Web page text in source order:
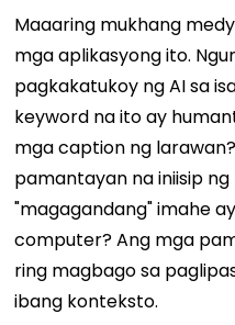
Maaaring mukhang
mga aplikasyong ito.
pagkakatukoy ng AI sa
keyword na ito ay
mga caption ng
pamantayan na iniisip
"magagandang" imahe
computer? Ang mga
ring magbago sa
ibang konteksto.